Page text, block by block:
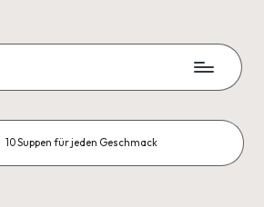
10 Suppen für jeden Geschmack